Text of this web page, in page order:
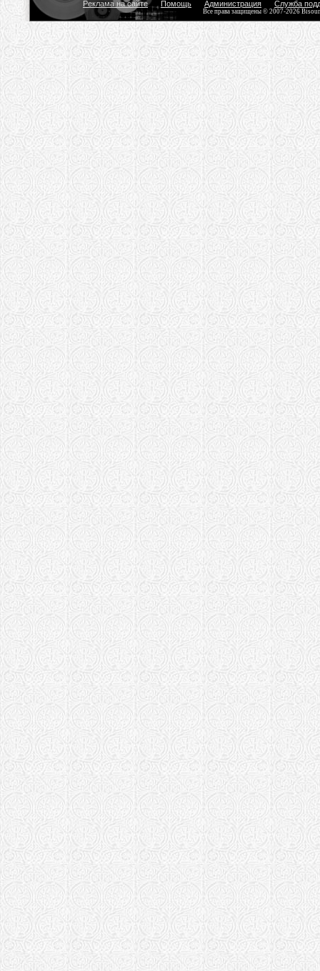
Реклама на сайте Помощь Администрация Служба
Все права защищены © 2007-2026